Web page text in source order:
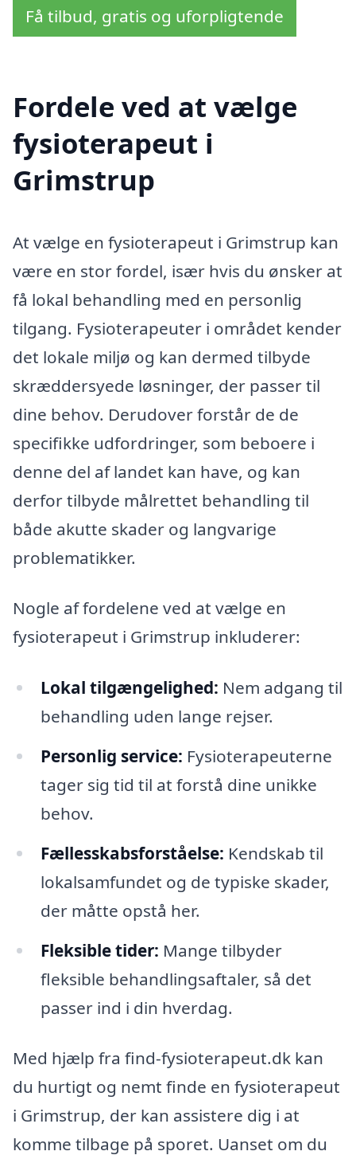
Få tilbud, gratis og uforpligtende
Fordele ved at vælge
fysioterapeut i
Grimstrup
At vælge en fysioterapeut i Grimstrup kan
være en stor fordel, især hvis du ønsker at
få lokal behandling med en personlig
tilgang. Fysioterapeuter i området kender
det lokale miljø og kan dermed tilbyde
skræddersyede løsninger, der passer til
dine behov. Derudover forstår de de
specifikke udfordringer, som beboere i
denne del af landet kan have, og kan
derfor tilbyde målrettet behandling til
både akutte skader og langvarige
problematikker.
Nogle af fordelene ved at vælge en
fysioterapeut i Grimstrup inkluderer:
Lokal tilgængelighed: Nem adgang til
behandling uden lange rejser.
Personlig service: Fysioterapeuterne
tager sig tid til at forstå dine unikke
behov.
Fællesskabsforståelse: Kendskab til
lokalsamfundet og de typiske skader,
der måtte opstå her.
Fleksible tider: Mange tilbyder
fleksible behandlingsaftaler, så det
passer ind i din hverdag.
Med hjælp fra find-fysioterapeut.dk kan
du hurtigt og nemt finde en fysioterapeut
i Grimstrup, der kan assistere dig i at
komme tilbage på sporet. Uanset om du